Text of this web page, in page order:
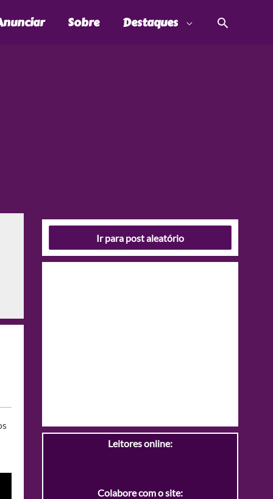
Sobre Destaques
Ir para post aleatório
Leitores online:
Colabore com o site: